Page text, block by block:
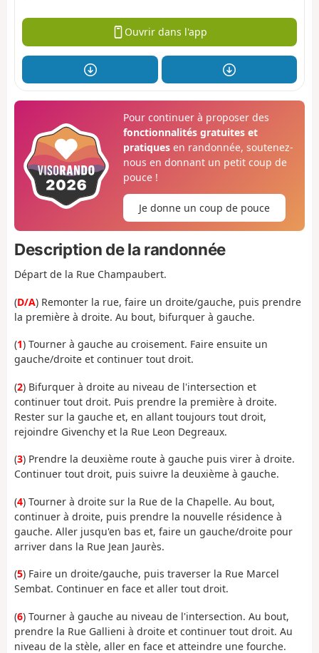
Ouvrir dans l'app
Pour continuer à proposer des
fonctionnalités gratuites et
pratiquesen randonnée, soutenez-
nous en donnant un petit coup de
pouce !
Je donne un coup de pouce
Description de la randonnée
Départ de la Rue Champaubert.
(D/A) Remonter la rue, faire un droite/gauche, puis prendre
la première à droite. Au bout, bifurquer à gauche.
(1) Tourner à gauche au croisement. Faire ensuite un
gauche/droite et continuer tout droit.
(2) Bifurquer à droite au niveau de l'intersection et
continuer tout droit. Puis prendre la première à droite.
Rester sur la gauche et, en allant toujours tout droit,
rejoindre Givenchy et la Rue Leon Degreaux.
(3) Prendre la deuxième route à gauche puis virer à droite.
Continuer tout droit, puis suivre la deuxième à gauche.
(4) Tourner à droite sur la Rue de la Chapelle. Au bout,
continuer à droite, puis prendre la nouvelle résidence à
gauche. Aller jusqu'en bas et, faire un gauche/droite pour
arriver dans la Rue Jean Jaurès.
(5) Faire un droite/gauche, puis traverser la Rue Marcel
Sembat. Continuer en face et aller tout droit.
(6) Tourner à gauche au niveau de l'intersection. Au bout,
prendre la Rue Gallieni à droite et continuer tout droit. Au
niveau de la stèle, aller en face et atteindre une fourche.